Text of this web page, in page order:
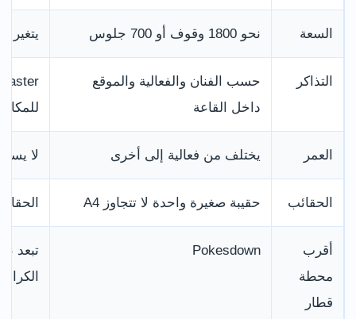
السعة نحو 1800 وقوف أو 700 جلوس يتغير
التذاكر
حسب الفنان والفعالية والموقع
داخل القاعة
العمر يختلف من فعالية إلى أخرى لا
الحقائب حقيبة صغيرة واحدة لا تتجاوز A4
أقرب
محطة
قطار
Pokesdown